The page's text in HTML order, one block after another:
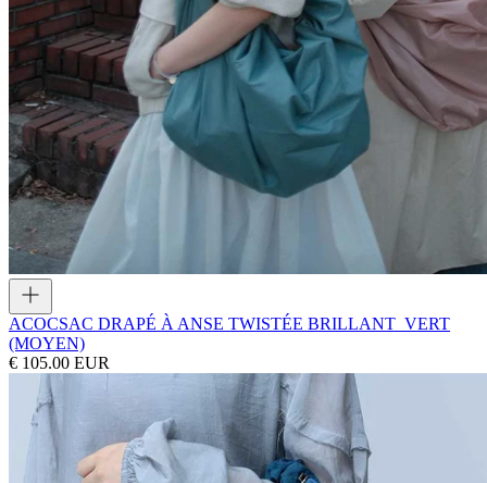
ACOCSAC DRAPÉ À ANSE TWISTÉE BRILLANT_VERT
(MOYEN)
€ 105.00 EUR